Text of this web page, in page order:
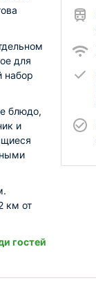
для
набор
блюдо,
и
км от
гостей